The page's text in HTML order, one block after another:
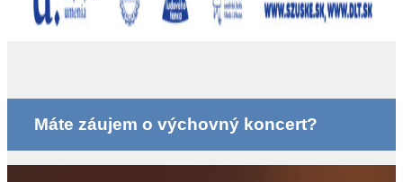
Máte záujem o výchovný koncert?